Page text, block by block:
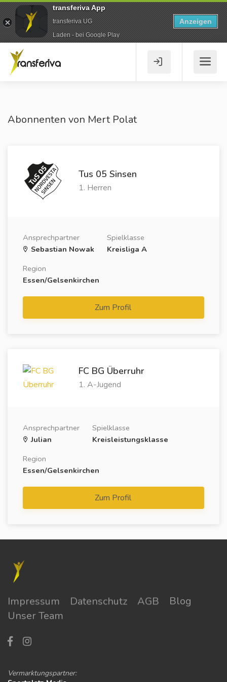
Abonnenten von Mert Polat
Tus 05 Sinsen
1. Herren
Ansprechpartner
Sebastian Nowak
Spielklasse
Kreisliga A
Region
Essen/Gelsenkirchen
Zum Profil
FC BG Überruhr
1. A-Jugend
Ansprechpartner
Julian
Spielklasse
Kreisleistungsklasse
Region
Essen/Gelsenkirchen
Zum Profil
Impressum Datenschutz AGB
Blog
Unser Team
Vermarktungspartner:
transferiva App
transferiva UG
Laden - bei Google Play
Anzeigen